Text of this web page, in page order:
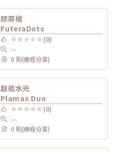
膠原槍
FuteraDots
(0)
--
0 則(療程分享)
超能水光
Plamax Duo
(0)
--
0 則(療程分享)